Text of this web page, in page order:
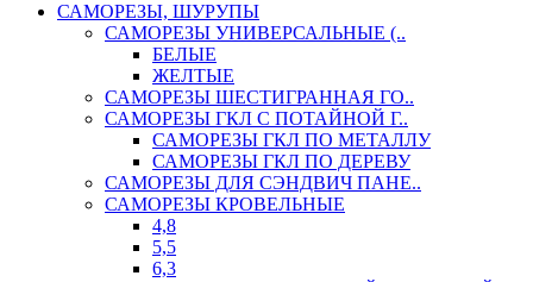
САМОРЕЗЫ, ШУРУПЫ
САМОРЕЗЫ УНИВЕРСАЛЬНЫЕ (..
БЕЛЫЕ
ЖЕЛТЫЕ
САМОРЕЗЫ ШЕСТИГРАННАЯ ГО..
САМОРЕЗЫ ГКЛ С ПОТАЙНОЙ Г..
САМОРЕЗЫ ГКЛ ПО МЕТАЛЛУ
САМОРЕЗЫ ГКЛ ПО ДЕРЕВУ
САМОРЕЗЫ ДЛЯ СЭНДВИЧ ПАНЕ..
САМОРЕЗЫ КРОВЕЛЬНЫЕ
4,8
5,5
6,3